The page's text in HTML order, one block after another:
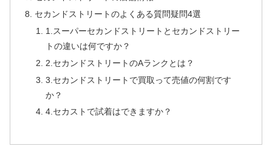
セカンドストリートのよくある質問疑問4選
1.スーパーセカンドストリートとセカンドストリー
トの違いは何ですか？
2.セカンドストリートのAランクとは？
3.セカンドストリートで買取って売値の何割です
か？
4.セカストで試着はできますか？